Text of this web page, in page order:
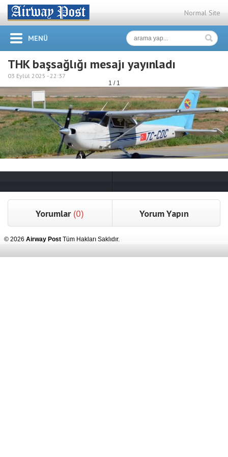
Normal Site
MENÜ
THK başsağlığı mesajı yayınladı
03 Eylül 2025 -22:37
1 / 1
Yorumlar (0) Yorum Yapın
© 2026 Airway Post Tüm Hakları Saklıdır.